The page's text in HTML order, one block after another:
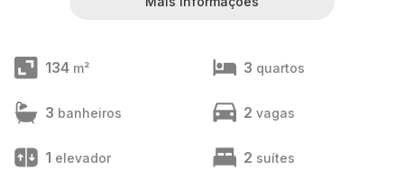
134 m² 3 quartos
3 banheiros 2 vagas
1 elevador 2 suítes